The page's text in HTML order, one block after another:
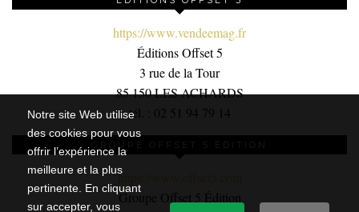
Notre site Web utilise
des cookies pour vous
offrir l’expérience la
meilleure et la plus
pertinente. En cliquant
sur accepter, vous
https://www.vendeemag.fr
Éditions Offset 5
3 rue de la Tour
85 150 LES ACHARDS
tél. : 02 51 94 79 14
GROUPE OFFSET 5 ÉDITION
https://www.offset5.com
Groupe Offset 5 Édition